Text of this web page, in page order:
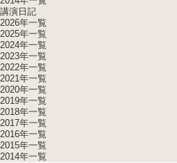
講演日記
2026年一覧
2025年一覧
2024年一覧
2023年一覧
2022年一覧
2021年一覧
2020年一覧
2019年一覧
2018年一覧
2017年一覧
2016年一覧
2015年一覧
2014年一覧